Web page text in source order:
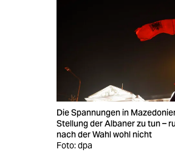
veranstaltungenDie Spannungen in
Stellung der Albaner zu tun –
nach der Wahl wohl nicht
Foto: dpa